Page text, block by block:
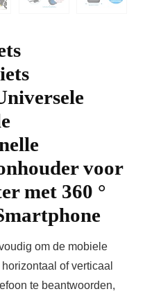
voor
met 360 °
om de mobiele
of verticaal
te beantwoorden,